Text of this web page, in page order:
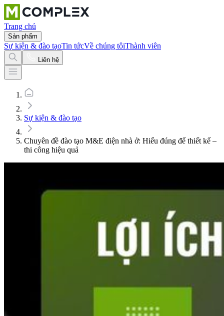
Trang chủ
Sản phẩm
Sự kiện & đào tạoTin tứcVề chúng tôiThành viên
Liên hệ
Sự kiện & đào tạo
Chuyên đề đào tạo M&E điện nhà ở: Hiểu đúng để thiết kế –
thi công hiệu quả